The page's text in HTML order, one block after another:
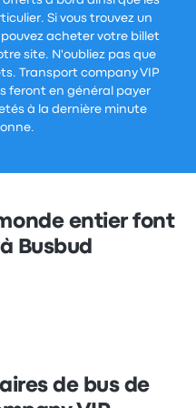
Si vous trouvez un
acheter votre billet
site. N'oubliez pas que
Transport company VIP
feront en général payer
à la dernière minute
entier font
Busbud
de bus de